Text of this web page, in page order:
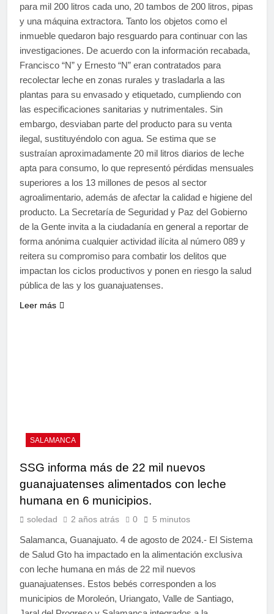
para mil 200 litros cada uno, 20 tambos de 200 litros, pipas
y una máquina extractora. Tanto los objetos como el
inmueble quedaron bajo resguardo para continuar con las
investigaciones. De acuerdo con la información recabada,
Francisco “N” y Ernesto “N” eran contratados para
recolectar leche en zonas rurales y trasladarla a las
plantas para su envasado y etiquetado, cumpliendo con
las especificaciones sanitarias y nutrimentales. Sin
embargo, desviaban parte del producto para su venta
ilegal, sustituyéndolo con agua. Se estima que se
sustraían aproximadamente 20 mil litros diarios de leche
apta para consumo, lo que representó pérdidas mensuales
superiores a los 13 millones de pesos al sector
agroalimentario, además de afectar la calidad e higiene del
producto. La Secretaría de Seguridad y Paz del Gobierno
de la Gente invita a la ciudadanía en general a reportar de
forma anónima cualquier actividad ilícita al número 089 y
reitera su compromiso para combatir los delitos que
impactan los ciclos productivos y ponen en riesgo la salud
pública de las y los guanajuatenses.
Leer más
SALAMANCA
SSG informa más de 22 mil nuevos
guanajuatenses alimentados con leche
humana en 6 municipios.
soledad 2 años atrás 0 5 minutos
Salamanca, Guanajuato. 4 de agosto de 2024.- El Sistema
de Salud Gto ha impactado en la alimentación exclusiva
con leche humana en más de 22 mil nuevos
guanajuatenses. Estos bebés corresponden a los
municipios de Moroleón, Uriangato, Valle de Santiago,